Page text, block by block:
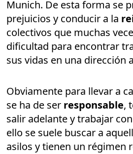
Munich. De esta forma se
prejuicios y conducir a la
colectivos que muchas
dificultad para encontrar
sus vidas en una dirección
Obviamente para llevar a
se ha de ser responsable,
salir adelante y trabajar con
ello se suele buscar a
asilos y tienen un régimen